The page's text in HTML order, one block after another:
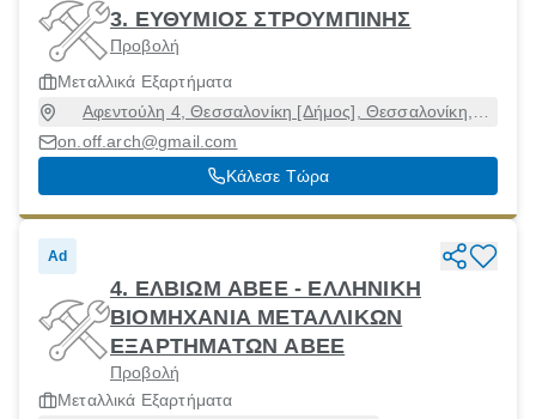
3. ΕΥΘΥΜΙΟΣ ΣΤΡΟΥΜΠΙΝΗΣ
Προβολή
Μεταλλικά Εξαρτήματα
Αφεντούλη 4, Θεσσαλονίκη [Δήμος], Θεσσαλονίκη,
on.off.arch@gmail.com
Κάλεσε Τώρα
Ad
4. ΕΛΒΙΩΜ ΑΒΕΕ - ΕΛΛΗΝΙΚΗ
ΒΙΟΜΗΧΑΝΙΑ ΜΕΤΑΛΛΙΚΩΝ
ΕΞΑΡΤΗΜΑΤΩΝ ΑΒΕΕ
Προβολή
Μεταλλικά Εξαρτήματα